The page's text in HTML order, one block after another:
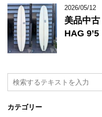
2026/05/12
美品中
HAG 9’5
カテゴリー